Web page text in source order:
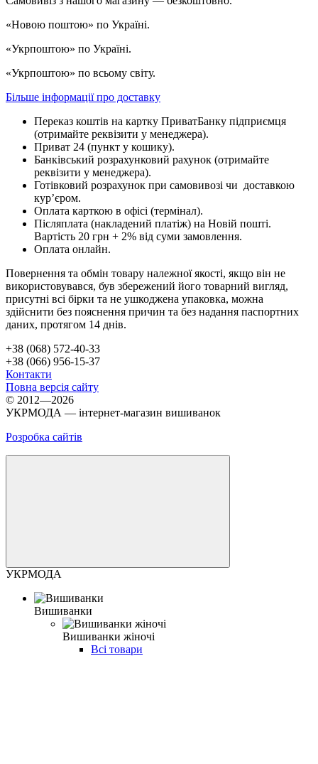
«Новою поштою» по Україні.
«Укрпоштою» по Україні.
«Укрпоштою» по всьому світу.
Більше інформації про доставку
Переказ коштів на картку ПриватБанку підприємця
(отримайте реквізити у менеджера).
Приват 24 (пункт у кошику).
Банківський розрахунковий рахунок (отримайте
реквізити у менеджера).
Готівковий розрахунок при самовивозі чи доставкою
кур’єром.
Оплата карткою в офісі (термінал).
Післяплата (накладений платіж) на Новій пошті.
Вартість 20 грн + 2% від суми замовлення.
Оплата онлайн.
Повернення та обмін товару належної якості, якщо він не
використовувався, був збережений його товарний вигляд,
присутні всі бірки та не ушкоджена упаковка, можна
здійснити без пояснення причин та без надання паспортних
даних, протягом 14 днів.
+38 (068) 572-40-33
+38 (066) 956-15-37
Контакти
Повна версія сайту
© 2012—2026
УКРМОДА — інтернет-магазин вишиванок
Розробка сайтів
УКРМОДА
Вишиванки
Вишиванки жіночі
Всі товари